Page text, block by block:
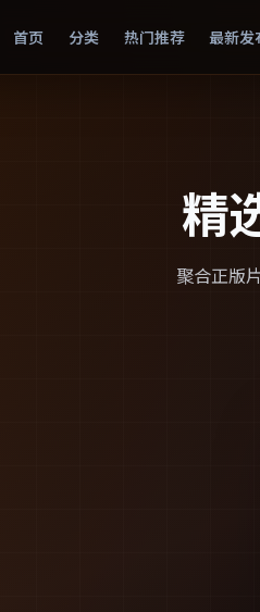
首页 分类 热门推荐 最新发
精
聚合正版